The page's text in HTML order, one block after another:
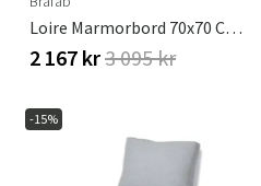
Loire Marmorbord 70x70 Cm Hvit
2 167 kr3 095 kr
-15%